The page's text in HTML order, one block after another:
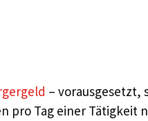
– vorausgesetzt,
pro Tag einer Tätigkeit